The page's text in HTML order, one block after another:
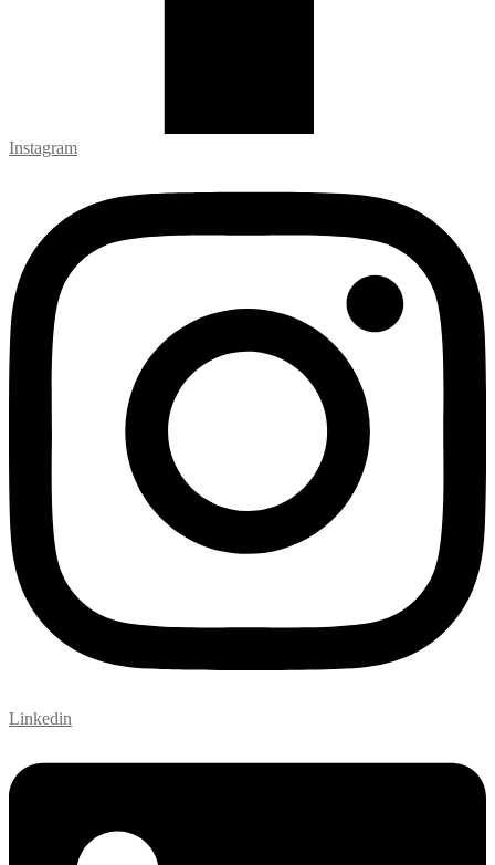
Instagram
Linkedin